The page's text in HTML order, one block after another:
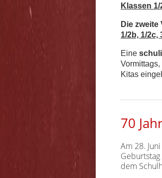
Klassen
Die
1/2b, 1/2c,
Eine
Kitas
70
Am 28.
dem